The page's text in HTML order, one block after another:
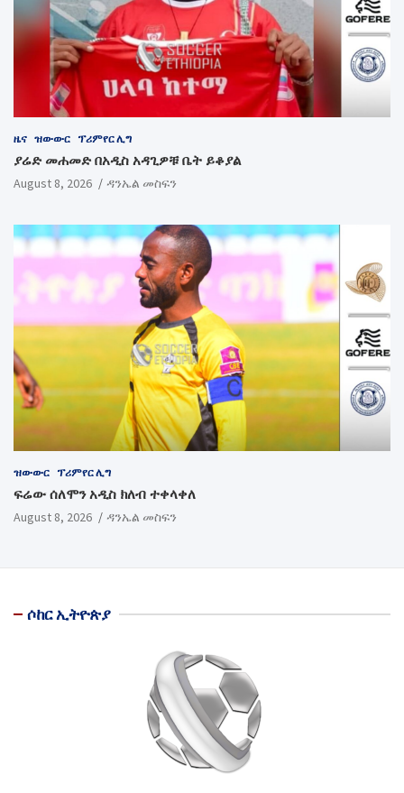
ዜና ዝውውር ፕሪምየር ሊግ
ያሬድ መሐመድ በአዲስ አዳጊዎቹ ቤት ይቆያል
August 8, 2026 ዳንኤል መስፍን
ዝውውር ፕሪምየር ሊግ
ፍሬው ሰለሞን አዲስ ክለብ ተቀላቀለ
August 8, 2026 ዳንኤል መስፍን
ሶከር ኢትዮጵያ